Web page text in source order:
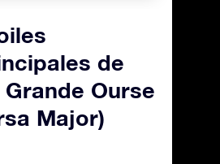
de
Grande Ourse
Major)